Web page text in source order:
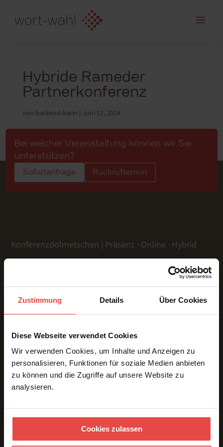
Zustimmung Details Über Cookies
Diese Webseite verwendet Cookies
Wir verwenden Cookies, um Inhalte und Anzeigen zu
personalisieren, Funktionen für soziale Medien anbieten
zu können und die Zugriffe auf unsere Website zu
analysieren.
Cookies zulassen
a
Hybride Rameder
Partnerkonferenz
von backend-karin Juni 12, 2024
Bei welcher Veranstaltung können wir Sie
unterstützen?
Sofortanfrage Rückruftermin
Konferenzdolmetschen | Präsenz · Online · Hybrid
LEISTUNGEN
Präsenz
Hybrid
Gebärdensprache
Dolmetschtechnik
Übersetzungen
Voice Over
ÜBER UNS & REFERENZEN